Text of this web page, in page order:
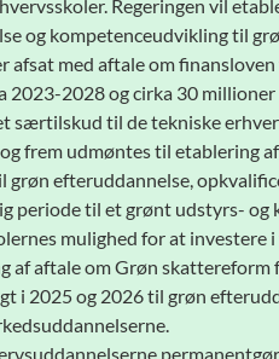
Regeringen vil
og kompetenceudvikling til
afsat med aftale om
2023-2028 og cirka 30
særtilskud til de tekniske
frem udmøntes til etablering
grøn efteruddannelse,
periode til et grønt udstyrs-
mulighed for at investere
af aftale om Grøn
i 2025 og 2026 til grøn